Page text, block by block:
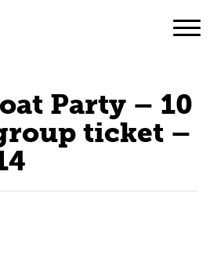
Party – 10
ticket –